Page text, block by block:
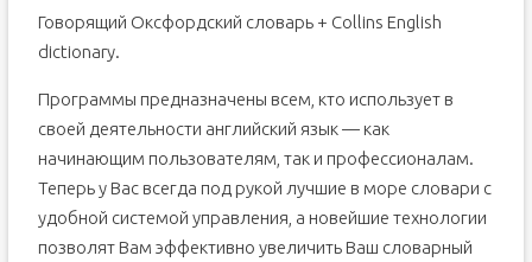
Говорящий Оксфордский словарь + Collins English
dictionary.
Программы предназначены всем, кто использует в
своей деятельности английский язык — как
начинающим пользователям, так и профессионалам.
Теперь у Вас всегда под рукой лучшие в море словари с
удобной системой управления, а новейшие технологии
позволят Вам эффективно увеличить Ваш словарный